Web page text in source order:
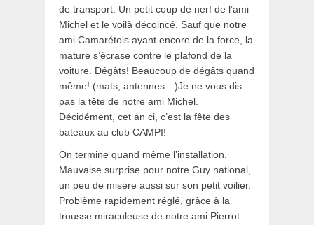
de transport. Un petit coup de nerf de l’ami
Michel et le voilà décoincé. Sauf que notre
ami Camarétois ayant encore de la force, la
mature s’écrase contre le plafond de la
voiture. Dégâts! Beaucoup de dégâts quand
même! (mats, antennes…)Je ne vous dis
pas la tête de notre ami Michel.
Décidément, cet an ci, c’est la fête des
bateaux au club CAMPI!
On termine quand même l’installation.
Mauvaise surprise pour notre Guy national,
un peu de misère aussi sur son petit voilier.
Problème rapidement réglé, grâce à la
trousse miraculeuse de notre ami Pierrot.